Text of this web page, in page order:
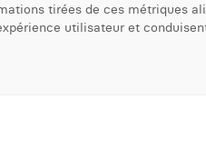
tirées de ces métriques
utilisateur et